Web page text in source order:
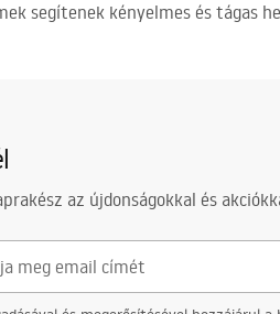
segítenek kényelmes és
az újdonságokkal és